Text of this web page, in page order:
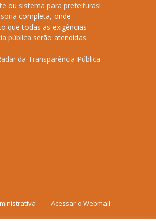
ou sistema para prefeituras!
completa, onde
que todas as exigências
pública serão atendidas.
da Transparência Pública
Acessar o Webmail